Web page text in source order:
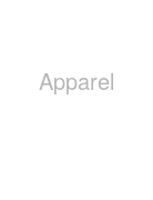
Apparel